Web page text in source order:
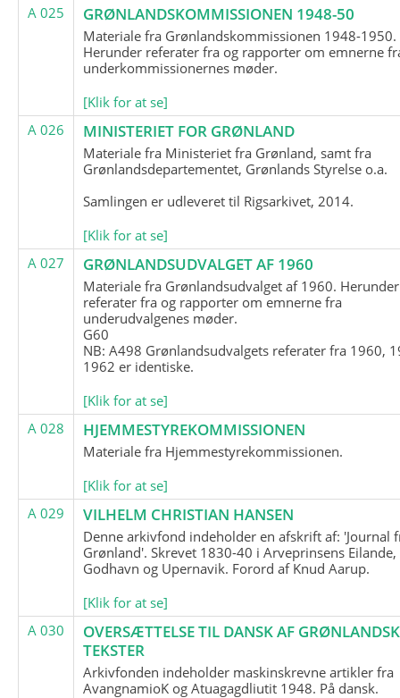
A 025
GRØNLANDSKOMMISSIONEN 1948-50
Materiale fra Grønlandskommissionen 1948-1950.
Herunder referater fra og rapporter om emnerne
underkommissionernes møder.
[Klik for at se]
A 026
MINISTERIET FOR GRØNLAND
Materiale fra Ministeriet fra Grønland, samt fra
Grønlandsdepartementet, Grønlands Styrelse o.a.
Samlingen er udleveret til Rigsarkivet, 2014.
[Klik for at se]
A 027
GRØNLANDSUDVALGET AF 1960
Materiale fra Grønlandsudvalget af 1960. Herunder
referater fra og rapporter om emnerne fra
underudvalgenes møder.
G60
NB: A498 Grønlandsudvalgets referater fra 1960,
1962 er identiske.
[Klik for at se]
A 028
HJEMMESTYREKOMMISSIONEN
Materiale fra Hjemmestyrekommissionen.
[Klik for at se]
A 029
VILHELM CHRISTIAN HANSEN
Denne arkivfond indeholder en afskrift af: 'Journal
Grønland'. Skrevet 1830-40 i Arveprinsens Eilande,
Godhavn og Upernavik. Forord af Knud Aarup.
[Klik for at se]
A 030
OVERSÆTTELSE TIL DANSK AF
TEKSTER
Arkivfonden indeholder maskinskrevne artikler fra
AvangnamioK og Atuagagdliutit 1948. På dansk.